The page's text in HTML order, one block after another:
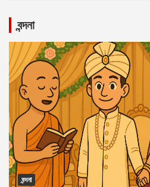
বন্দনা
বন্দনা